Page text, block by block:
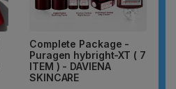
Complete Package -
Puragen hybright-XT ( 7
ITEM ) - DAVIENA
SKINCARE